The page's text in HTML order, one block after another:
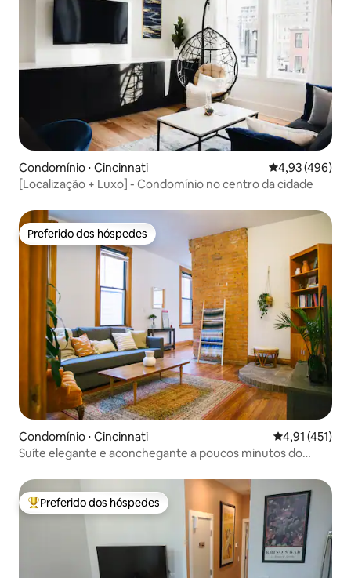
Condomínio ⋅ Cincinnati 4,93 de uma
4,93 (496)
[Localização + Luxo] - Condomínio no centro da cidade
Preferido dos hóspedes
Preferido dos hóspedes
Condomínio ⋅ Cincinnati 4,91 de uma
4,91 (451)
Suíte elegante e aconchegante a poucos minutos do
Entre os melhores preferidos dos hóspedes
Preferido dos hóspedes